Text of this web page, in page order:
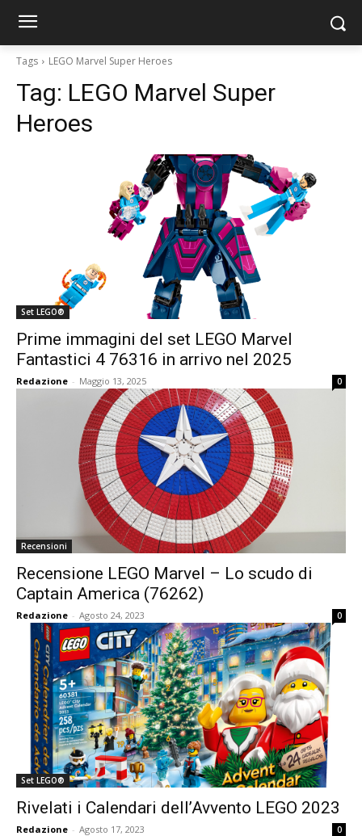
Tags LEGO Marvel Super Heroes
Tag: LEGO Marvel Super
Heroes
Set LEGO®
Prime immagini del set LEGO Marvel
Fantastici 4 76316 in arrivo nel 2025
Redazione - Maggio 13, 2025 0
Recensioni
Recensione LEGO Marvel – Lo scudo di
Captain America (76262)
Redazione - Agosto 24, 2023 0
Set LEGO®
Rivelati i Calendari dell’Avvento LEGO 2023
Redazione - Agosto 17, 2023 0